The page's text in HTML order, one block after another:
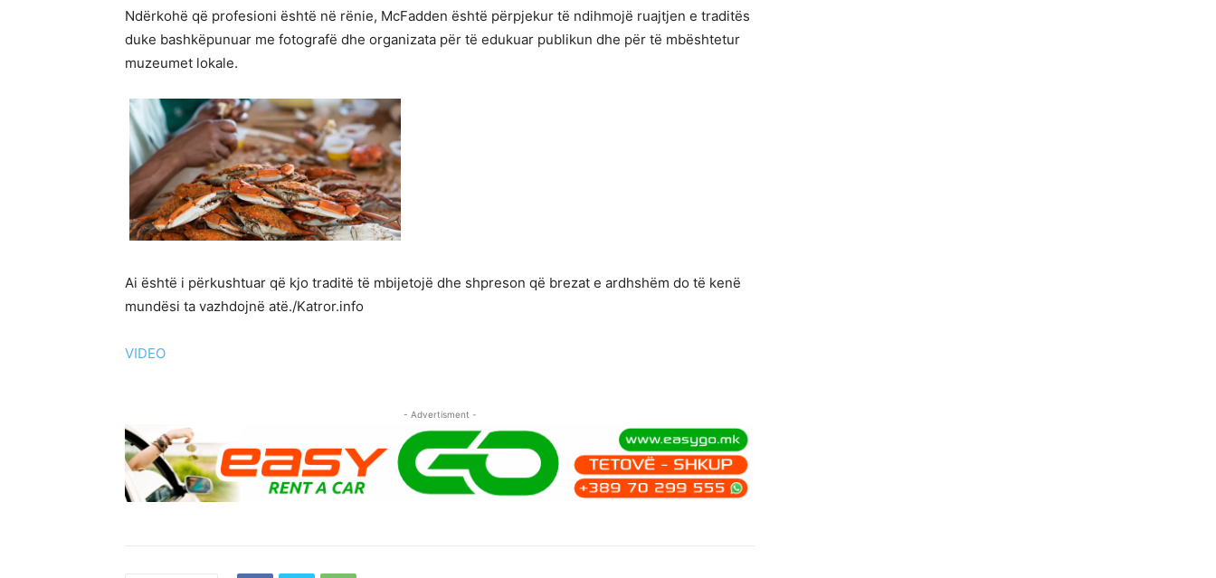
Ndërkohë që profesioni është në rënie, McFadden është përpjekur të ndihmojë ruajtjen e traditës
duke bashkëpunuar me fotografë dhe organizata për të edukuar publikun dhe për të mbështetur
muzeumet lokale.
Ai është i përkushtuar që kjo traditë të mbijetojë dhe shpreson që brezat e ardhshëm do të kenë
mundësi ta vazhdojnë atë./Katror.info
VIDEO
- Advertisment -